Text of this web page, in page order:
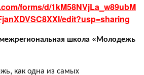
forms/d/1kM58NVjLa_w89ubM
edit?usp=sharing
школа «Молодежь
как одна из самых